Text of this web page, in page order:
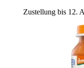
Zustellung bis 12.